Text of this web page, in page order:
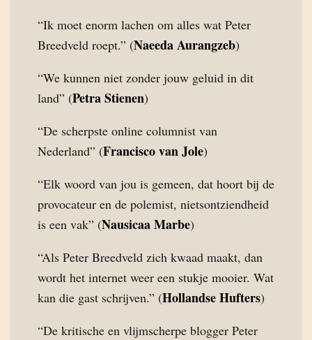
“Ik moet enorm lachen om alles wat Peter
Breedveld roept.” (Naeeda Aurangzeb)
“We kunnen niet zonder jouw geluid in dit
land” (Petra Stienen)
“De scherpste online columnist van
Nederland” (Francisco van Jole)
“Elk woord van jou is gemeen, dat hoort bij de
provocateur en de polemist, nietsontziendheid
is een vak” (Nausicaa Marbe)
“Als Peter Breedveld zich kwaad maakt, dan
wordt het internet weer een stukje mooier. Wat
kan die gast schrijven.” (Hollandse Hufters)
“De kritische en vlijmscherpe blogger Peter